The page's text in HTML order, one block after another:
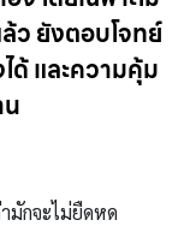
ว ยังตอบโจทย์
ด้ และความคุ้ม
มักจะไม่ยืดหด